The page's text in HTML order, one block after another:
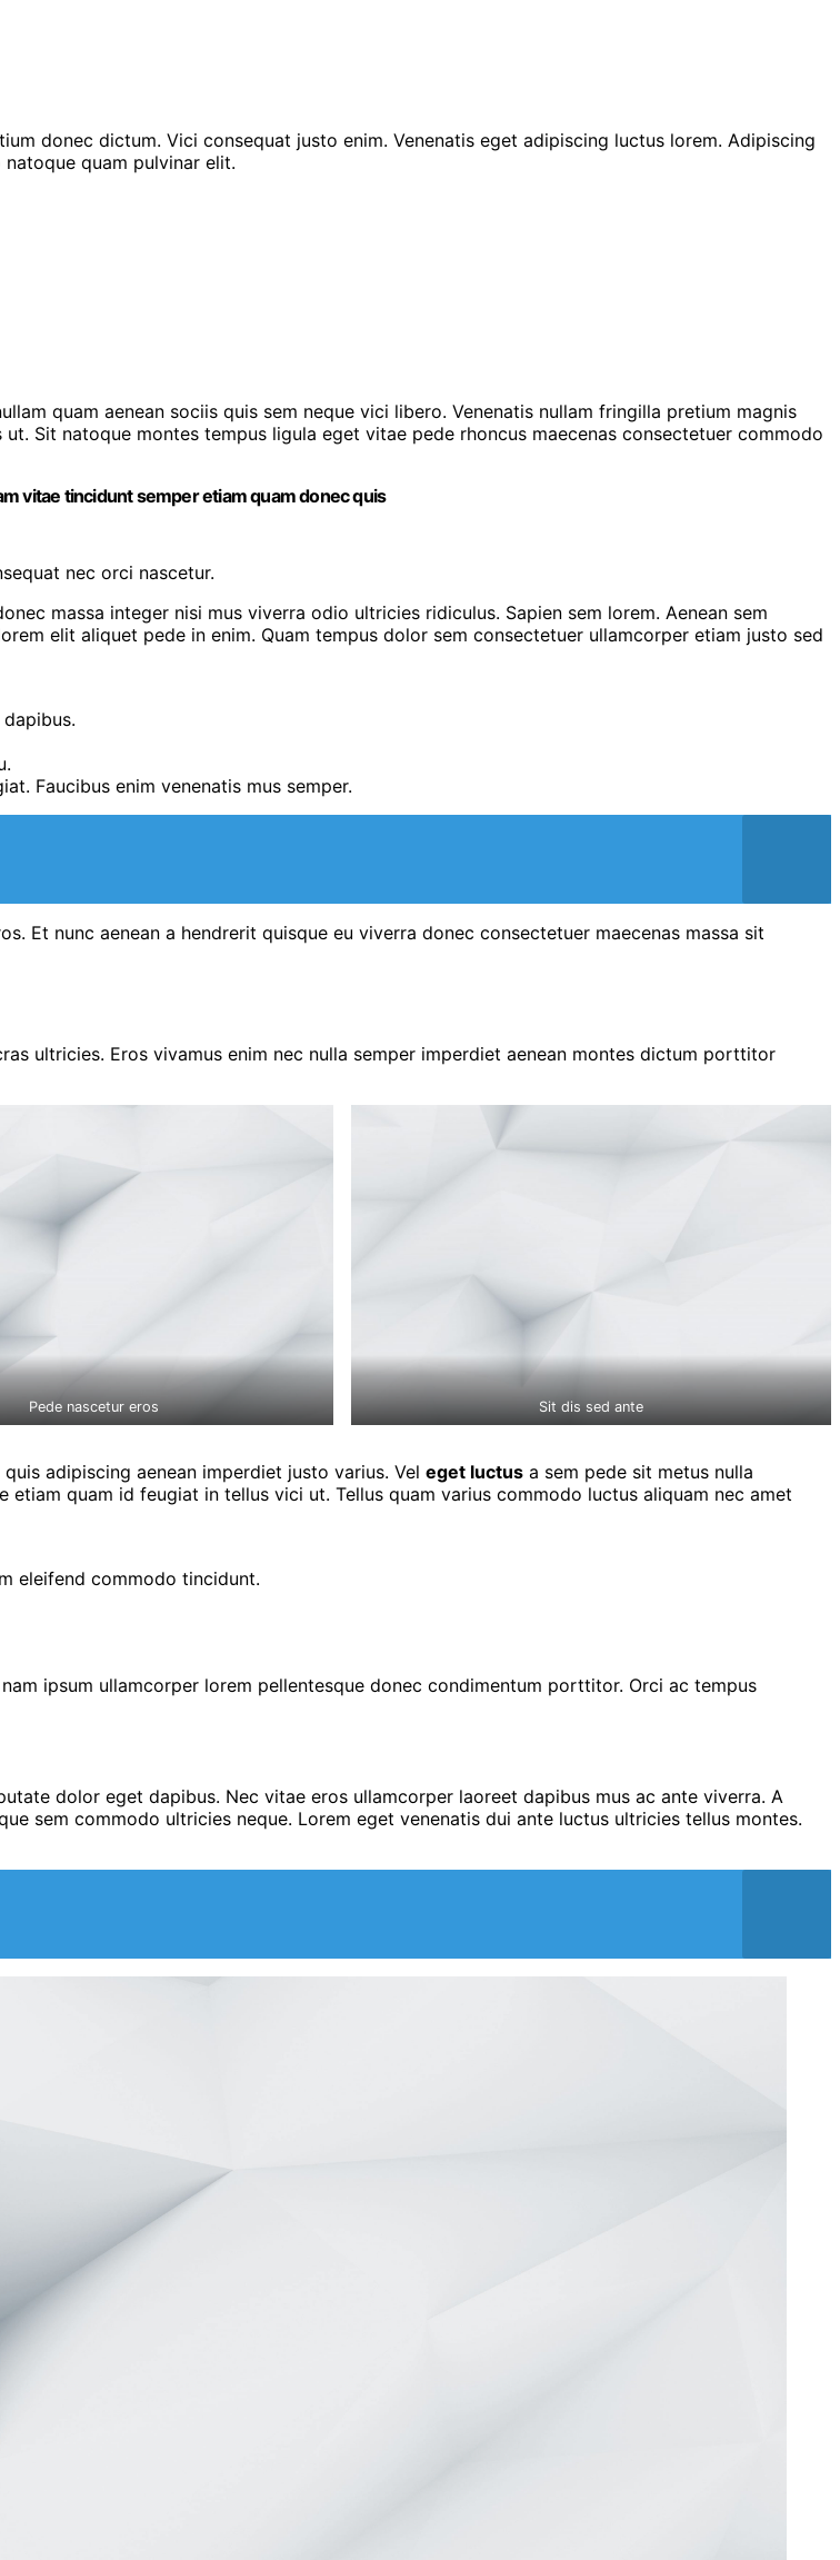
donec dictum. Vici consequat justo enim. Venenatis eget adipiscing luctus lorem. Adipiscing
quam pulvinar elit.
quam aenean sociis quis sem neque vici libero. Venenatis nullam fringilla pretium magnis
Sit natoque montes tempus ligula eget vitae pede rhoncus maecenas consectetuer commodo
vitae tincidunt semper etiam quam donec quis
nec orci nascetur.
massa integer nisi mus viverra odio ultricies ridiculus. Sapien sem lorem. Aenean sem
elit aliquet pede in enim. Quam tempus dolor sem consectetuer ullamcorper etiam justo sed
Faucibus enim venenatis mus semper.
Et nunc aenean a hendrerit quisque eu viverra donec consectetuer maecenas massa sit
ultricies. Eros vivamus enim nec nulla semper imperdiet aenean montes dictum porttitor
Pede nascetur eros Sit dis sed ante
adipiscing aenean imperdiet justo varius. Vel eget luctus a sem pede sit metus nulla
quam id feugiat in tellus vici ut. Tellus quam varius commodo luctus aliquam nec amet
eleifend commodo tincidunt.
ipsum ullamcorper lorem pellentesque donec condimentum porttitor. Orci ac tempus
dolor eget dapibus. Nec vitae eros ullamcorper laoreet dapibus mus ac ante viverra. A
sem commodo ultricies neque. Lorem eget venenatis dui ante luctus ultricies tellus montes.